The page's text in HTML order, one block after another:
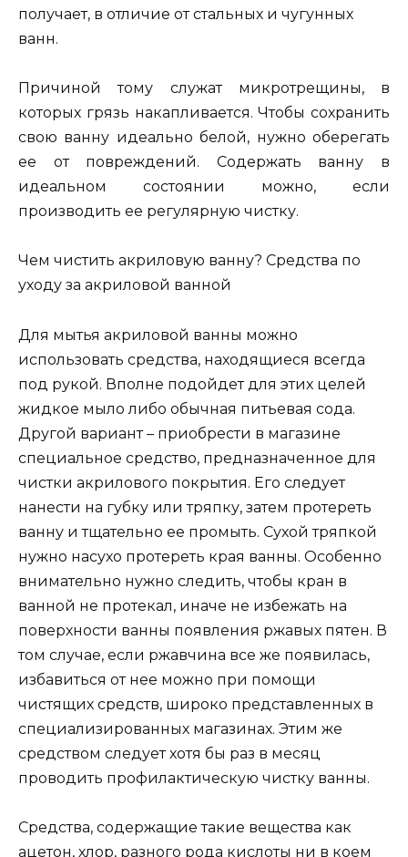
получает, в отличие от стальных и чугунных
ванн.
Причиной тому служат микротрещины, в
которых грязь накапливается. Чтобы сохранить
свою ванну идеально белой, нужно оберегать
ее от повреждений. Содержать ванну в
идеальном состоянии можно, если
производить ее регулярную чистку.
Чем чистить акриловую ванну? Средства по
уходу за акриловой ванной
Для мытья акриловой ванны можно
использовать средства, находящиеся всегда
под рукой. Вполне подойдет для этих целей
жидкое мыло либо обычная питьевая сода.
Другой вариант – приобрести в магазине
специальное средство, предназначенное для
чистки акрилового покрытия. Его следует
нанести на губку или тряпку, затем протереть
ванну и тщательно ее промыть. Сухой тряпкой
нужно насухо протереть края ванны. Особенно
внимательно нужно следить, чтобы кран в
ванной не протекал, иначе не избежать на
поверхности ванны появления ржавых пятен. В
том случае, если ржавчина все же появилась,
избавиться от нее можно при помощи
чистящих средств, широко представленных в
специализированных магазинах. Этим же
средством следует хотя бы раз в месяц
проводить профилактическую чистку ванны.
Средства, содержащие такие вещества как
ацетон, хлор, разного рода кислоты ни в коем